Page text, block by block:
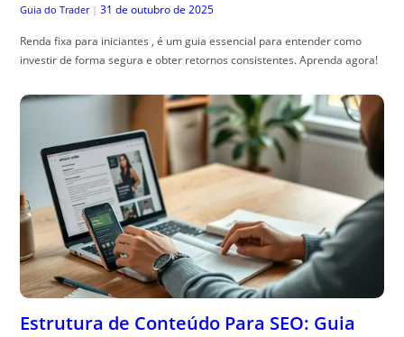
Guia do Trader | 31 de outubro de 2025
Renda fixa para iniciantes , é um guia essencial para entender como
investir de forma segura e obter retornos consistentes. Aprenda agora!
Estrutura de Conteúdo Para SEO: Guia